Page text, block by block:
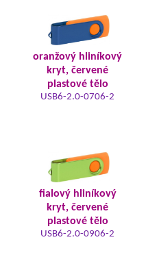
oranžový hliníkový
kryt, červené
plastové tělo
USB6-2.0-0706-2
fialový hliníkový
kryt, červené
plastové tělo
USB6-2.0-0906-2